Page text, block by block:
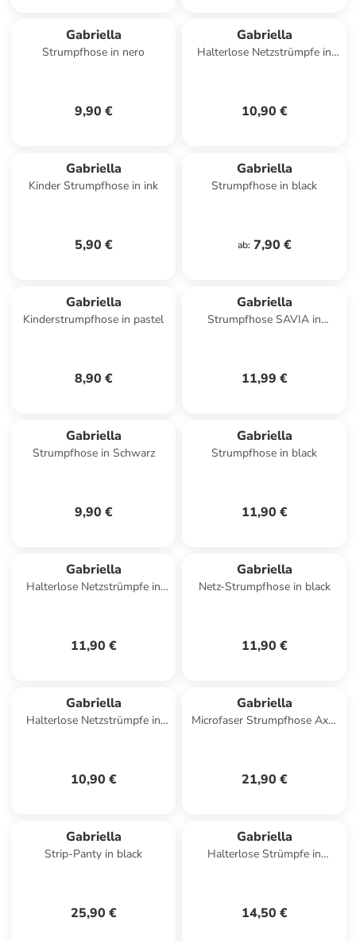
Gabriella
Strumpfhose in nero
9,90 €
Gabriella
Halterlose Netzstrümpfe in
10,90 €
Gabriella
Kinder Strumpfhose in ink
5,90 €
Gabriella
Strumpfhose in black
ab: 7,90 €
Gabriella
Kinderstrumpfhose in pastel
8,90 €
Gabriella
Strumpfhose SAVIA in
11,99 €
Gabriella
Strumpfhose in Schwarz
9,90 €
Gabriella
Strumpfhose in black
11,90 €
Gabriella
Halterlose Netzstrümpfe in
11,90 €
Gabriella
Netz-Strumpfhose in black
11,90 €
Gabriella
Halterlose Netzstrümpfe in
10,90 €
Gabriella
Microfaser Strumpfhose Axel
21,90 €
Gabriella
Strip-Panty in black
25,90 €
Gabriella
Halterlose Strümpfe in
14,50 €